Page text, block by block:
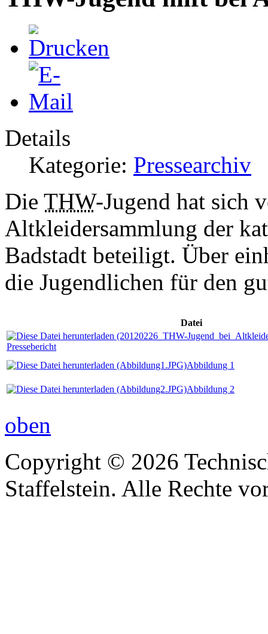
Details
Kategorie: Pressearchiv
Die THW-Jugend hat sich
Altkleidersammlung der
Badstadt beteiligt. Über
die Jugendlichen für den
Datei
Pressebericht
Abbildung 1
Abbildung 2
oben
Copyright © 2026
Staffelstein. Alle Rechte